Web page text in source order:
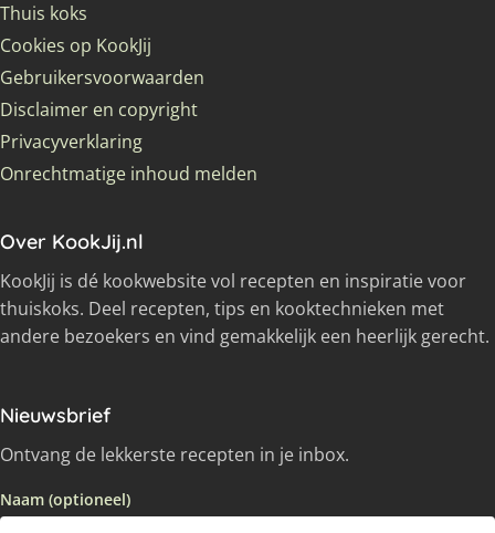
Thuis koks
Cookies op KookJij
Gebruikersvoorwaarden
Disclaimer en copyright
Privacyverklaring
Onrechtmatige inhoud melden
Over KookJij.nl
KookJij is dé kookwebsite vol recepten en inspiratie voor
thuiskoks. Deel recepten, tips en kooktechnieken met
andere bezoekers en vind gemakkelijk een heerlijk gerecht.
Nieuwsbrief
Ontvang de lekkerste recepten in je inbox.
Naam (optioneel)